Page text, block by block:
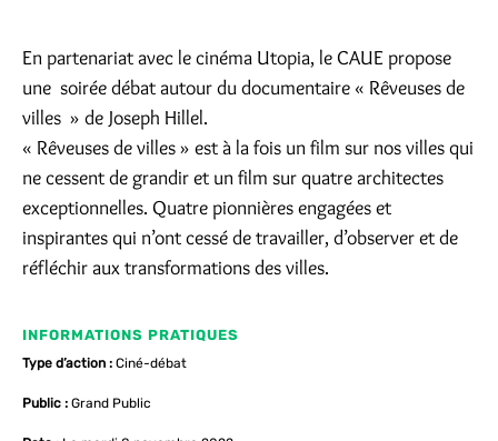
En partenariat avec le cinéma Utopia, le CAUE propose
une soirée débat autour du documentaire « Rêveuses de
villes » de Joseph Hillel.
« Rêveuses de villes » est à la fois un film sur nos villes qui
ne cessent de grandir et un film sur quatre architectes
exceptionnelles. Quatre pionnières engagées et
inspirantes qui n’ont cessé de travailler, d’observer et de
réfléchir aux transformations des villes.
INFORMATIONS PRATIQUES
Type d’action : Ciné-débat
Public : Grand Public